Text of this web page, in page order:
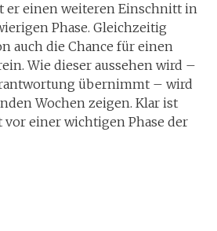
er einen weiteren Einschnitt in
Phase. Gleichzeitig
auch die Chance für einen
Wie dieser aussehen wird –
übernimmt – wird
Wochen zeigen. Klar ist
vor einer wichtigen Phase der